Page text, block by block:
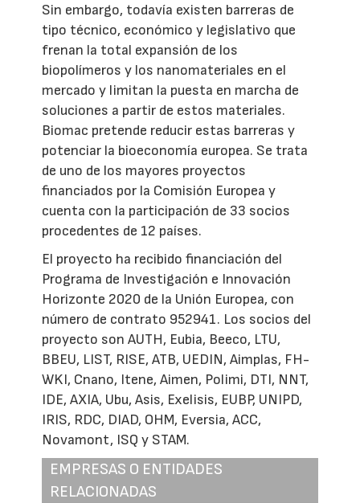
Sin embargo, todavía existen barreras de
tipo técnico, económico y legislativo que
frenan la total expansión de los
biopolímeros y los nanomateriales en el
mercado y limitan la puesta en marcha de
soluciones a partir de estos materiales.
Biomac pretende reducir estas barreras y
potenciar la bioeconomía europea. Se trata
de uno de los mayores proyectos
financiados por la Comisión Europea y
cuenta con la participación de 33 socios
procedentes de 12 países.
El proyecto ha recibido financiación del
Programa de Investigación e Innovación
Horizonte 2020 de la Unión Europea, con
número de contrato 952941. Los socios del
proyecto son AUTH, Eubia, Beeco, LTU,
BBEU, LIST, RISE, ATB, UEDIN, Aimplas, FH-
WKI, Cnano, Itene, Aimen, Polimi, DTI, NNT,
IDE, AXIA, Ubu, Asis, Exelisis, EUBP, UNIPD,
IRIS, RDC, DIAD, OHM, Eversia, ACC,
Novamont, ISQ y STAM.
EMPRESAS O ENTIDADES
RELACIONADAS